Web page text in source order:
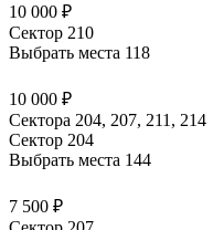
10 000 ₽
Сектор 210
Выбрать места 118
10 000 ₽
Сектора 204, 207, 211, 214
Сектор 204
Выбрать места 144
7 500 ₽